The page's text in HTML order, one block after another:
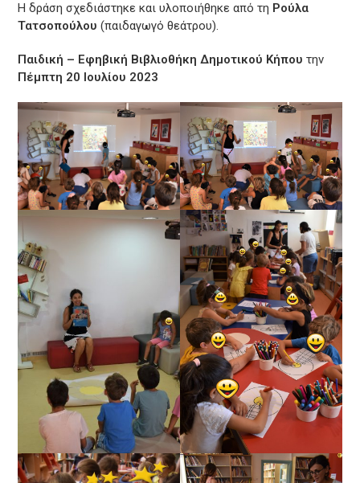
Η δράση σχεδιάστηκε και υλοποιήθηκε από τη Ρούλα
Τατσοπούλου (παιδαγωγό θεάτρου).
Παιδική – Εφηβική Βιβλιοθήκη Δημοτικού Κήπου την
Πέμπτη 20 Ιουλίου 2023